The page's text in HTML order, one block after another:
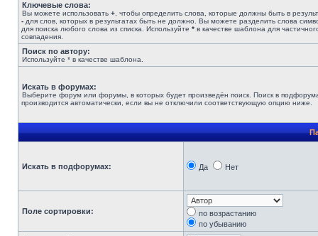
Ключевые слова:
Вы можете использовать + , чтобы определить слова, которые должны быть в
- для слов, которых в результатах быть не должно. Вы можете разделить слова
для поиска любого слова из списка. Используйте * в качестве шаблона для
совпадения.
Поиск по автору:
Используйте * в качестве шаблона.
Искать в форумах:
Выберите форум или форумы, в которых будет произведён поиск. Поиск в
производится автоматически, если вы не отключили соответствующую опцию ниже.
Искать в подфорумах: Да Нет
Поле сортировки:
по возрастанию
по убыванию